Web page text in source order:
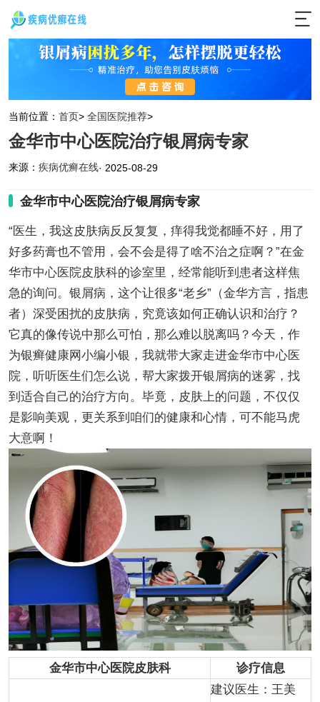
当前位置： 首页> 全国医院推荐>
金华市中心医院治疗银屑病专家
来源： 疾病优癣在线· 2025-08-29
金华市中心医院治疗银屑病专家
“医生，我这皮肤病反反复复，痒得我觉都睡不好，用了
好多药膏也不管用，会不会是得了啥不治之症啊？”在金
华市中心医院皮肤科的诊室里，经常能听到患者这样焦
急的询问。银屑病，这个让很多“老乡”（金华方言，指患
者）深受困扰的皮肤病，究竟该如何正确认识和治疗？
它真的像传说中那么可怕，那么难以脱离吗？今天，作
为银癣健康网小编小银，我就带大家走进金华市中心医
院，听听医生们怎么说，帮大家拨开银屑病的迷雾，找
到适合自己的治疗方向。毕竟，皮肤上的问题，不仅仅
是影响美观，更关系到咱们的健康和心情，可不能马虎
大意啊！
金华市中心医院皮肤科 诊疗信息
建议医生：王美